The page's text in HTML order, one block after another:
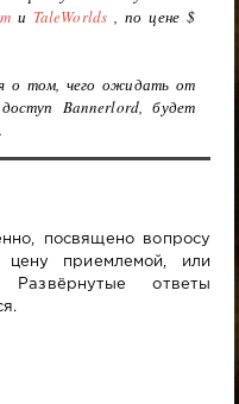
и TaleWorlds , по цене $
о том, чего ожидать от
Bannerlord, будет
посвящено вопросу
приемлемой, или
ответы